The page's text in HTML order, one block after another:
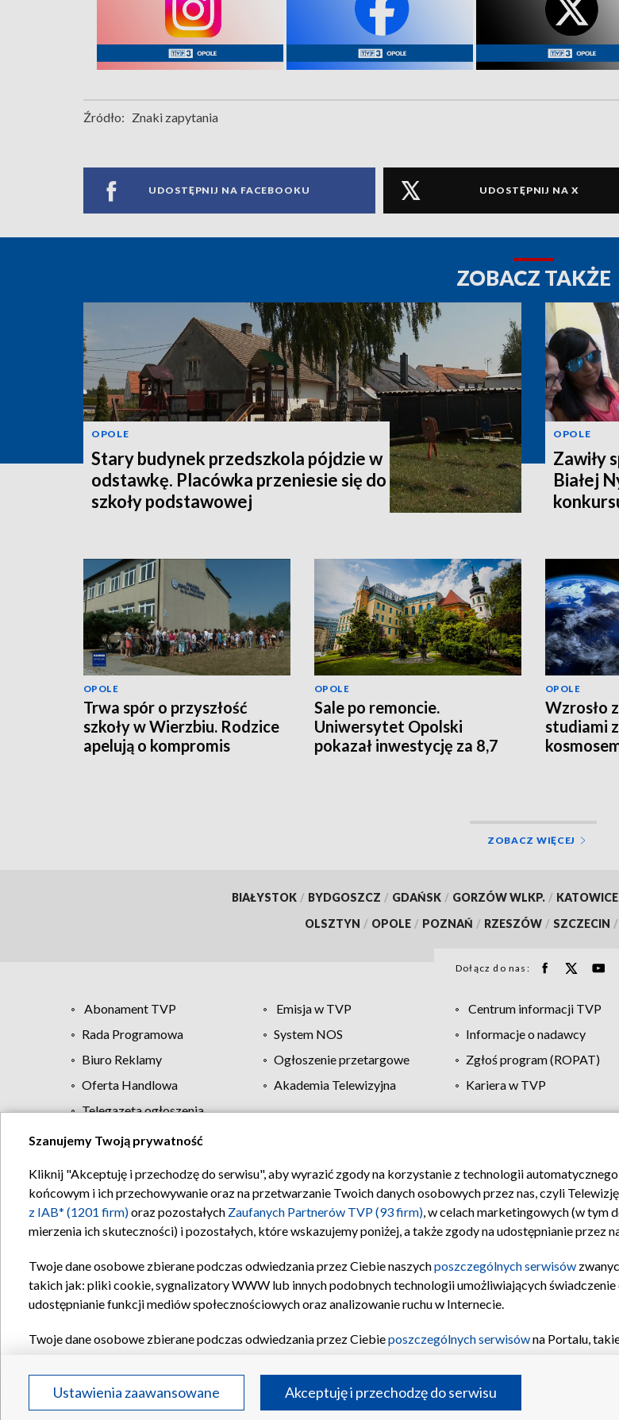
Źródło: Znaki zapytania
UDOSTĘPNIJ NA FACEBOOKU UDOSTĘPNIJ NA X
ZOBACZ TAKŻE
OPOLE
Stary budynek przedszkola pójdzie w
odstawkę. Placówka przeniesie się do
szkoły podstawowej
OPOLE
Zawiły
Białej
OPOLE
Trwa spór o przyszłość
szkoły w Wierzbiu. Rodzice
apelują o kompromis
OPOLE
Sale po remoncie.
Uniwersytet Opolski
pokazał inwestycję za 8,7
OPOLE
Wzrosło
studiami
ZOBACZ WIĘCEJ
BIAŁYSTOK / BYDGOSZCZ / GDAŃSK / GORZÓW WLKP. / KATOWICE
OLSZTYN / OPOLE / POZNAŃ / RZESZÓW / SZCZECIN /
Dołącz do nas:
Abonament TVP Emisja w TVP Centrum informacji TVP
Rada Programowa
System NOS Informacje o nadawcy
Biuro Reklamy
Ogłoszenie przetargowe Zgłoś program (ROPAT)
Oferta Handlowa
Akademia Telewizyjna Kariera w TVP
Telegazeta ogłoszenia
Regulamin TVP Polityka prywatności Moje zgody
Szanujemy Twoją prywatność
Kliknij "Akceptuję i przechodzę do serwisu", aby wyrazić zgody na korzystanie z technologii
końcowym i ich przechowywanie oraz na przetwarzanie Twoich danych osobowych przez nas, czyli
z IAB* (1201 firm)oraz pozostałych Zaufanych Partnerów TVP (93 firm), w celach marketingowych (w tym
mierzenia ich skuteczności) i pozostałych, które wskazujemy poniżej, a także zgody na udostępnianie przez
Twoje dane osobowe zbierane podczas odwiedzania przez Ciebie naszychposzczególnych serwisów
takich jak: pliki cookie, sygnalizatory WWW lub innych podobnych technologii umożliwiających
udostępnianie funkcji mediów społecznościowych oraz analizowanie ruchu w Internecie.
Twoje dane osobowe zbierane podczas odwiedzania przez Ciebieposzczególnych serwisówna Portalu,
Partnerów TVPdla realizacji następujących celów i funkcji: przechowywania informacji na urządzeniu lub
reklam, tworzenia profilu spersonalizowanych reklam, tworzenia profilu spersonalizowanych treści, wyboru
treści, stosowania badań rynkowych w celu generowania opinii odbiorców, opracowywania i ulepszania
Ustawienia zaawansowane Akceptuję i przechodzę do serwisu